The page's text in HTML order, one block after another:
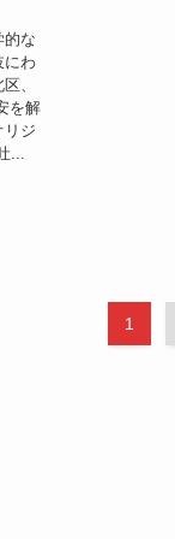
的な
にわ
、
を解
リジ
...
1